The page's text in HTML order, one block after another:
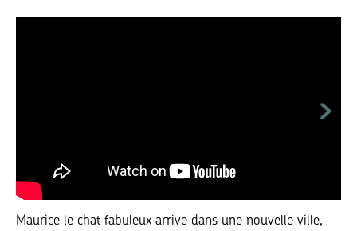
Maurice le chat fabuleux arrive dans une nouvelle ville,